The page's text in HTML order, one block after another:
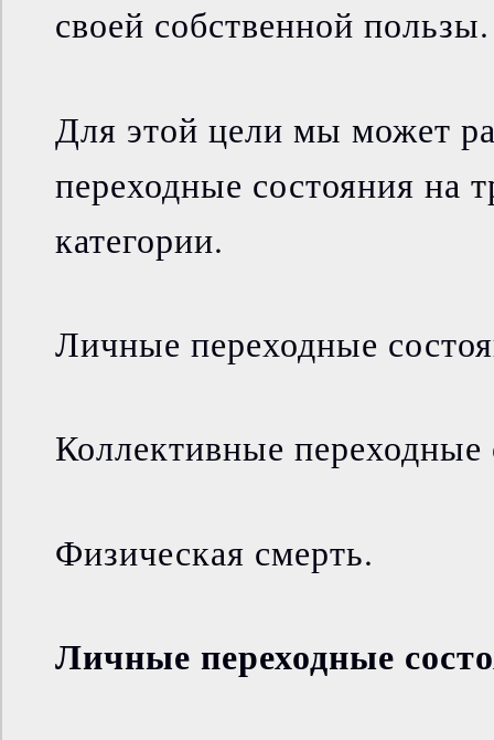
своей собственной пользы.
Для этой цели мы может
переходные состояния на
категории.
Личные переходные
Коллективные переходные
Физическая смерть.
Личные переходные